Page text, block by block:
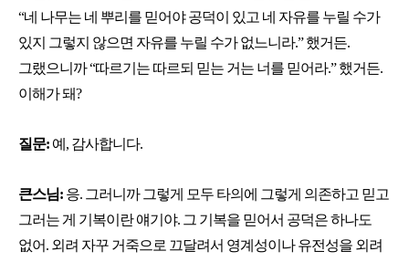
“네 나무는 네 뿌리를 믿어야 공덕이 있고 네 자유를 누릴 수가
있지 그렇지 않으면 자유를 누릴 수가 없느니라.” 했거든.
그랬으니까 “따르기는 따르되 믿는 거는 너를 믿어라.” 했거든.
이해가 돼?
질문: 예, 감사합니다.
큰스님: 응. 그러니까 그렇게 모두 타의에 그렇게 의존하고 믿고
그러는 게 기복이란 얘기야. 그 기복을 믿어서 공덕은 하나도
없어. 외려 자꾸 거죽으로 끄달려서 영계성이나 유전성을 외려